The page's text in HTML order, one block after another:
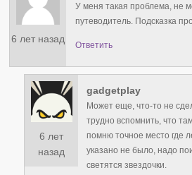
6 лет назад
У меня такая проблема, не
путеводитель. Подсказка
Ответить
6 лет
назад
gadgetplay
Может еще, что-то не
трудно вспомнить, что
помню точное место где
указано не было, надо
светятся звездочки.